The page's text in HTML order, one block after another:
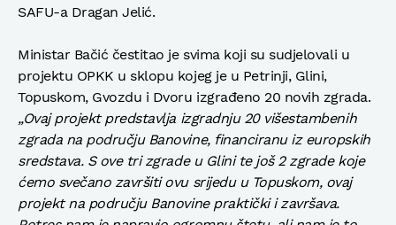
SAFU-a Dragan Jelić.
Ministar Bačić čestitao je svima koji su sudjelovali u
projektu OPKK u sklopu kojeg je u Petrinji, Glini,
Topuskom, Gvozdu i Dvoru izgrađeno 20 novih zgrada.
„Ovaj projekt predstavlja izgradnju 20 višestambenih
zgrada na području Banovine, financiranu iz europskih
sredstava. S ove tri zgrade u Glini te još 2 zgrade koje
ćemo svečano završiti ovu srijedu u Topuskom, ovaj
projekt na području Banovine praktički i završava.